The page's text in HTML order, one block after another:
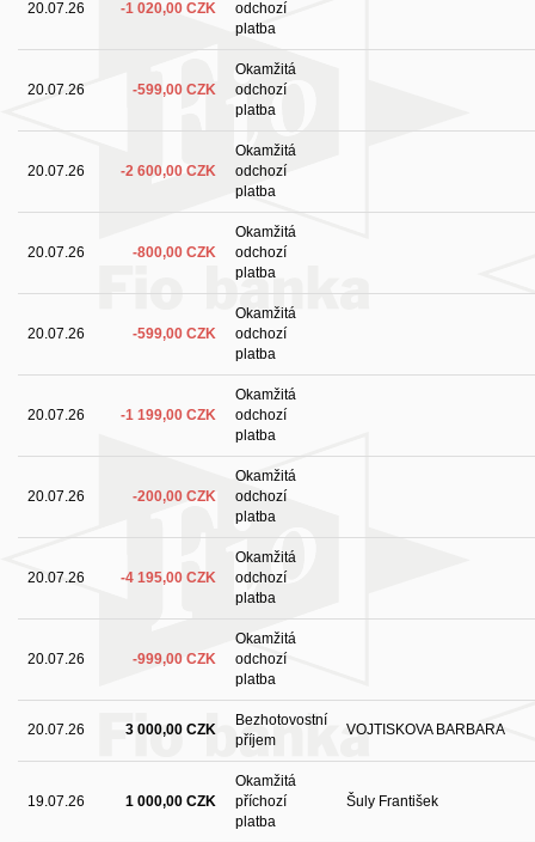
20.07.26 -1 020,00 CZK
odchozí
platba
20.07.26 -599,00 CZK
Okamžitá
odchozí
platba
20.07.26 -2 600,00 CZK
Okamžitá
odchozí
platba
20.07.26 -800,00 CZK
Okamžitá
odchozí
platba
20.07.26 -599,00 CZK
Okamžitá
odchozí
platba
20.07.26 -1 199,00 CZK
Okamžitá
odchozí
platba
20.07.26 -200,00 CZK
Okamžitá
odchozí
platba
20.07.26 -4 195,00 CZK
Okamžitá
odchozí
platba
20.07.26 -999,00 CZK
Okamžitá
odchozí
platba
20.07.26 3 000,00 CZK
Bezhotovostní
příjem
VOJTISKOVA BARBARA
19.07.26 1 000,00 CZK
Okamžitá
příchozí
platba
Šuly František